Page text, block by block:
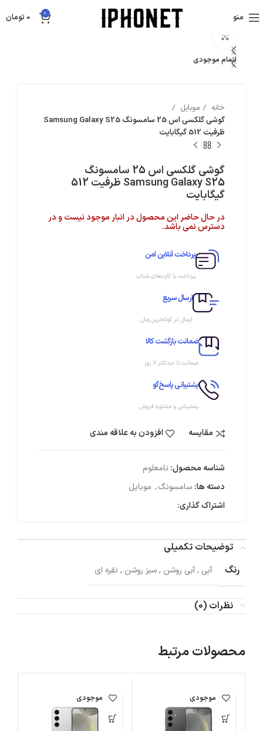
منو 0
0 تومان
اتمام موجودی
خانه
موبایل
گوشی گلکسی اس 25 سامسونگ Samsung Galaxy S25
ظرفیت 512 گیگابایت
گوشی گلکسی اس 25 سامسونگ
Samsung Galaxy S25 ظرفیت 512
گیگابایت
در حال حاضر این محصول در انبار موجود نیست و در
دسترس نمی باشد.
پرداخت آنلاین امن
پرداخت با کارت‌های شتاب
ارسال سریع
ارسال در کوتاه‌ترین زمان
ضمانت بازگشت کالا
ضمانت تا حداکثر ۷ روز
پشتیبانی پاسخ‌گو
پشتیبانی و مشاوره فروش
مقایسه افزودن به علاقه مندی
شناسه محصول: نامعلوم
دسته ها: سامسونگ, موبایل
اشتراک گذاری:
توضیحات تکمیلی
رنگ
آبی ,آبی روشن ,سبز روشن , نقره ای
نظرات (0)
محصولات مرتبط
اتمام موجودی اتمام موجودی